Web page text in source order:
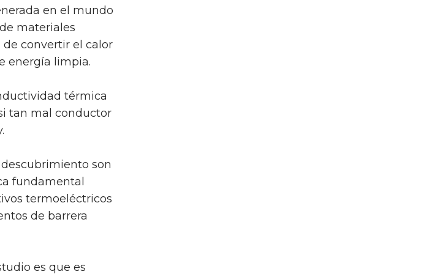
en el mundo
materiales
de convertir el calor
energía limpia.
térmica
tan mal conductor
son
fundamental
termoeléctricos
de barrera
es que es